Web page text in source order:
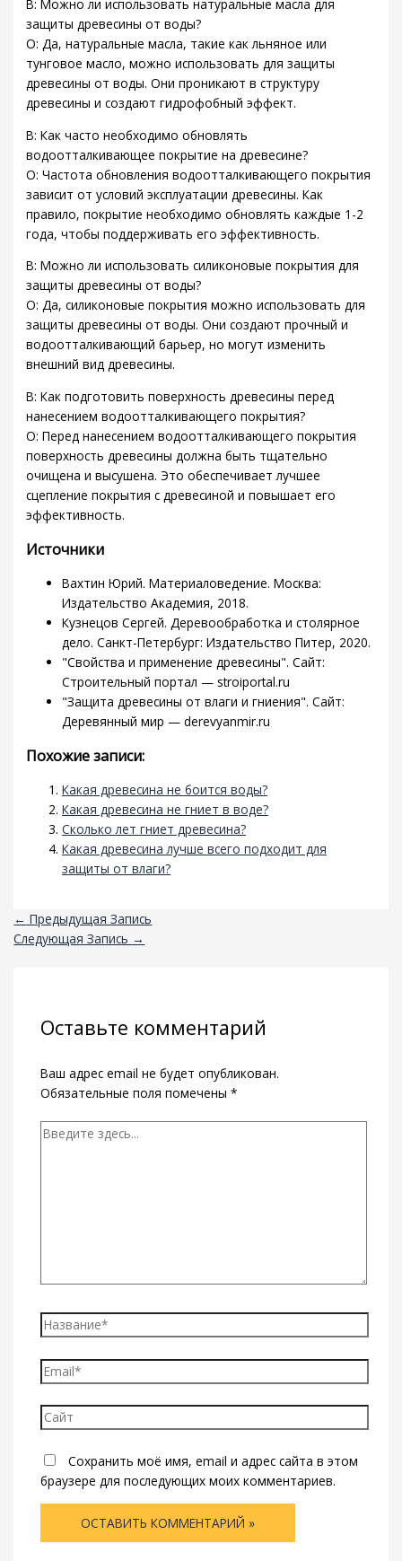
В: Можно ли использовать натуральные масла для
защиты древесины от воды?
О: Да, натуральные масла, такие как льняное или
тунговое масло, можно использовать для защиты
древесины от воды. Они проникают в структуру
древесины и создают гидрофобный эффект.
В: Как часто необходимо обновлять
водоотталкивающее покрытие на древесине?
О: Частота обновления водоотталкивающего покрытия
зависит от условий эксплуатации древесины. Как
правило, покрытие необходимо обновлять каждые 1-2
года, чтобы поддерживать его эффективность.
В: Можно ли использовать силиконовые покрытия для
защиты древесины от воды?
О: Да, силиконовые покрытия можно использовать для
защиты древесины от воды. Они создают прочный и
водоотталкивающий барьер, но могут изменить
внешний вид древесины.
В: Как подготовить поверхность древесины перед
нанесением водоотталкивающего покрытия?
О: Перед нанесением водоотталкивающего покрытия
поверхность древесины должна быть тщательно
очищена и высушена. Это обеспечивает лучшее
сцепление покрытия с древесиной и повышает его
эффективность.
Источники
Вахтин Юрий. Материаловедение. Москва:
Издательство Академия, 2018.
Кузнецов Сергей. Деревообработка и столярное
дело. Санкт-Петербург: Издательство Питер, 2020.
"Свойства и применение древесины". Сайт:
Строительный портал — stroiportal.ru
"Защита древесины от влаги и гниения". Сайт:
Деревянный мир — derevyanmir.ru
Похожие записи:
Какая древесина не боится воды?
Какая древесина не гниет в воде?
Сколько лет гниет древесина?
Какая древесина лучше всего подходит для
защиты от влаги?
← Предыдущая Запись
Следующая Запись →
Оставьте комментарий
Ваш адрес email не будет опубликован.
Обязательные поля помечены *
Введите
Название*
Email*
Сайт
Сохранить моё имя, email и адрес сайта в этом
браузере для последующих моих комментариев.